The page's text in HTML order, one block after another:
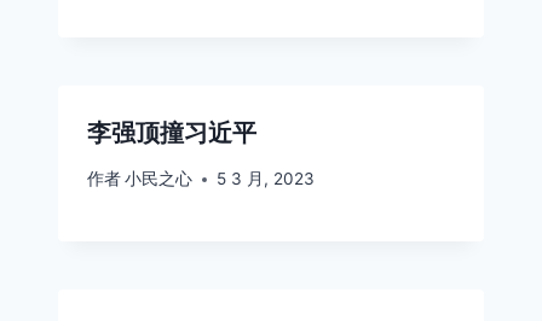
李强顶撞习近平
作者小民之心 5 3 月, 2023